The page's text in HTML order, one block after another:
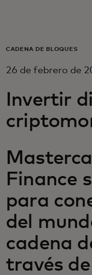
Para
Para
CADENA DE BLOQUES
26 de febrero de
Invertir
Finance
para
del
cadena
través